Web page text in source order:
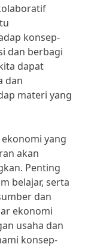
konsep-
dan berbagi
dapat
dan
materi yang
yang
akan
Penting
belajar, serta
dan
ekonomi
usaha dan
konsep-